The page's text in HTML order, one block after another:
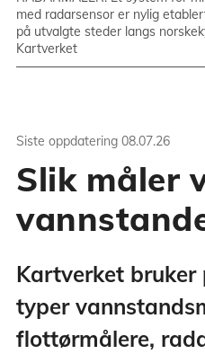
med radarsensor er nylig
på utvalgte steder langs
Kartverket
Siste oppdatering 08.07.26
Slik måler
Kartverket bruker
typer
flottørmålere,